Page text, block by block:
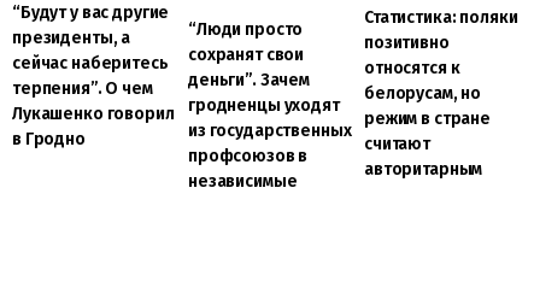
“Будут у вас другие
президенты, а
сейчас наберитесь
терпения”. О чем
Лукашенко говорил
в Гродно
“Люди просто
сохранят свои
деньги”. Зачем
гродненцы уходят
из государственных
профсоюзов в
независимые
Статистика: поляки
позитивно
относятся к
белорусам, но
режим в стране
считают
авторитарным